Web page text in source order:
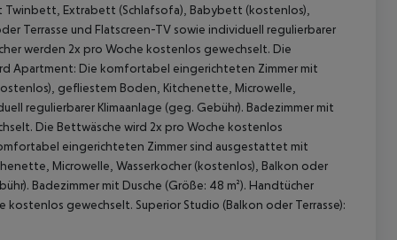
Extrabett (Schlafsofa), Babybett (kostenlos),
Terrasse und Flatscreen-TV sowie individuell regulierbarer
werden 2x pro Woche kostenlos gewechselt. Die
Apartment: Die komfortabel eingerichteten Zimmer mit
gefliestem Boden, Kitchenette, Microwelle,
regulierbarer Klimaanlage (geg. Gebühr). Badezimmer mit
Die Bettwäsche wird 2x pro Woche kostenlos
eingerichteten Zimmer sind ausgestattet mit
Microwelle, Wasserkocher (kostenlos), Balkon oder
Badezimmer mit Dusche (Größe: 48 m²). Handtücher
gewechselt. Superior Studio (Balkon oder Terrasse):